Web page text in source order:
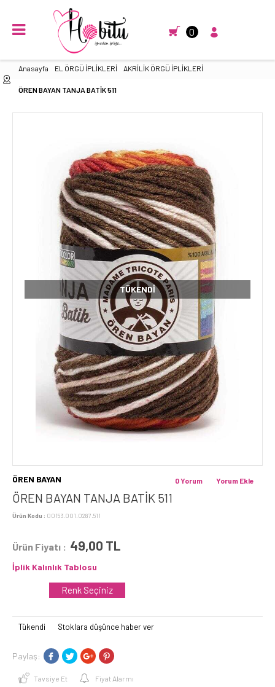
0
Anasayfa EL ÖRGÜ İPLİKLERİ AKRİLİK ÖRGÜ İPLİKLERİ
ÖREN BAYAN TANJA BATİK 511
TÜKENDI
ÖREN BAYAN
ÖREN BAYAN TANJA BATİK 511
Ürün Kodu : 00153.001.0287.511
Yorum Ekle
0 Yorum
Ürün Fiyatı : 49,00 TL
İplik Kalınlık Tablosu
Renk Seçiniz
Tükendi Stoklara düşünce haber ver
Paylaş:
Tavsiye Et Fiyat Alarmı